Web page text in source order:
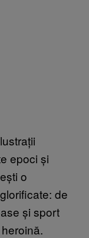
epoci și
o
de
și sport